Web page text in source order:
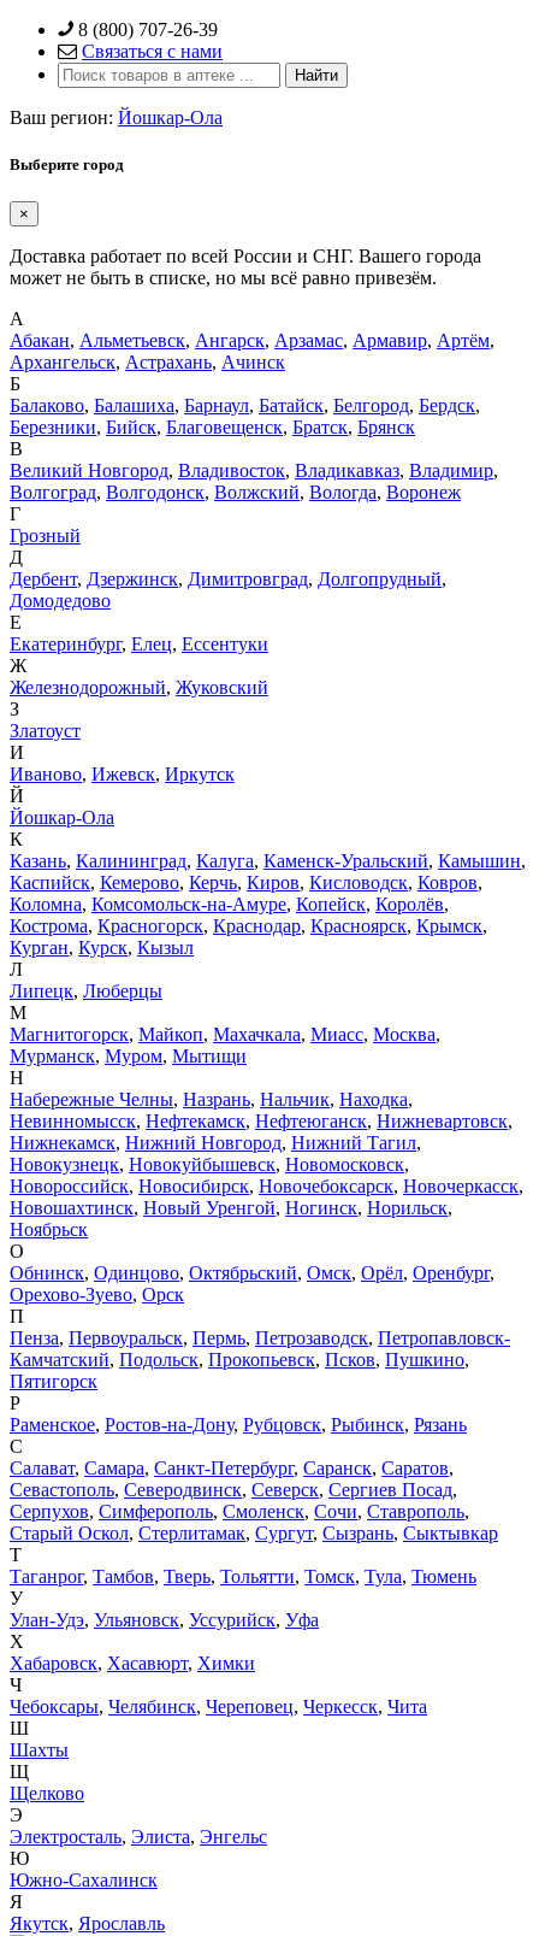
Skip
content
8 (800) 707-26-39
Связаться с нами
Ваш регион: Йошкар-Ола
Выберите город
×
Доставка работает по всей России и СНГ. Вашего города
может не быть в списке, но мы всё равно привезём.
А
Абакан, Альметьевск, Ангарск, Арзамас, Армавир, Артём,
Архангельск, Астрахань, Ачинск
Б
Балаково, Балашиха, Барнаул, Батайск, Белгород, Бердск,
Березники, Бийск, Благовещенск, Братск, Брянск
В
Великий Новгород, Владивосток, Владикавказ, Владимир,
Волгоград, Волгодонск, Волжский, Вологда, Воронеж
Г
Грозный
Д
Дербент, Дзержинск, Димитровград, Долгопрудный,
Домодедово
Е
Екатеринбург, Елец, Ессентуки
Ж
Железнодорожный, Жуковский
З
Златоуст
И
Иваново, Ижевск, Иркутск
Й
Йошкар-Ола
К
Казань, Калининград, Калуга, Каменск-Уральский, Камышин,
Каспийск, Кемерово, Керчь, Киров, Кисловодск, Ковров,
Коломна, Комсомольск-на-Амуре, Копейск, Королёв,
Кострома, Красногорск, Краснодар, Красноярск, Крымск,
Курган, Курск, Кызыл
Л
Липецк, Люберцы
М
Магнитогорск, Майкоп, Махачкала, Миасс, Москва,
Мурманск, Муром, Мытищи
Н
Набережные Челны, Назрань, Нальчик, Находка,
Невинномысск, Нефтекамск, Нефтеюганск, Нижневартовск,
Нижнекамск, Нижний Новгород, Нижний Тагил,
Новокузнецк, Новокуйбышевск, Новомосковск,
Новороссийск, Новосибирск, Новочебоксарск, Новочеркасск,
Новошахтинск, Новый Уренгой, Ногинск, Норильск,
Ноябрьск
О
Обнинск, Одинцово, Октябрьский, Омск, Орёл, Оренбург,
Орехово-Зуево, Орск
П
Пенза, Первоуральск, Пермь, Петрозаводск, Петропавловск-
Камчатский, Подольск, Прокопьевск, Псков, Пушкино,
Пятигорск
Р
Раменское, Ростов-на-Дону, Рубцовск, Рыбинск, Рязань
С
Салават, Самара, Санкт-Петербург, Саранск, Саратов,
Севастополь, Северодвинск, Северск, Сергиев Посад,
Серпухов, Симферополь, Смоленск, Сочи, Ставрополь,
Старый Оскол, Стерлитамак, Сургут, Сызрань, Сыктывкар
Т
Таганрог, Тамбов, Тверь, Тольятти, Томск, Тула, Тюмень
У
Улан-Удэ, Ульяновск, Уссурийск, Уфа
Х
Хабаровск, Хасавюрт, Химки
Ч
Чебоксары, Челябинск, Череповец, Черкесск, Чита
Ш
Шахты
Щ
Щелково
Э
Электросталь, Элиста, Энгельс
Ю
Южно-Сахалинск
Я
Якутск, Ярославль